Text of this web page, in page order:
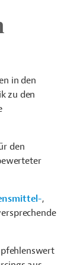
in den
zu den
den
,